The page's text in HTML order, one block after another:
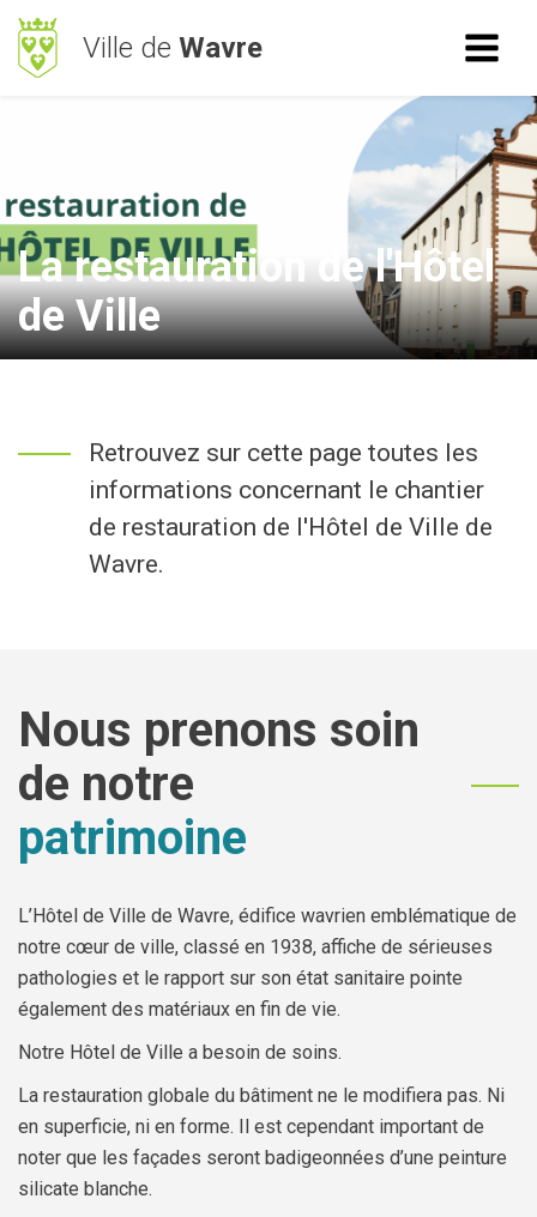
Ville de Wavre
BetterStreet
Déchets
Horaires
Vie Communale
Vivre à Wavre
Economie
Je suis
Association
Aîné
Commerçant
En situation de handicap
Investisseur
Jeune
Journaliste
Nouvel habitant
Je trouve
Mes démarches en ligne
Services communaux
Agenda
Enquêtes publiques
Location de salles
Offres d'emploi
Règlements communaux
La restauration de l'Hôtel
de Ville
Retrouvez sur cette page toutes les
informations concernant le chantier
de restauration de l'Hôtel de Ville de
Wavre.
Nous prenons soin
de notre
patrimoine
L’Hôtel de Ville de Wavre, édifice wavrien emblématique de
notre cœur de ville, classé en 1938, affiche de sérieuses
pathologies et le rapport sur son état sanitaire pointe
également des matériaux en fin de vie.
Notre Hôtel de Ville a besoin de soins.
La restauration globale du bâtiment ne le modifiera pas. Ni
en superficie, ni en forme. Il est cependant important de
noter que les façades seront badigeonnées d’une peinture
silicate blanche.